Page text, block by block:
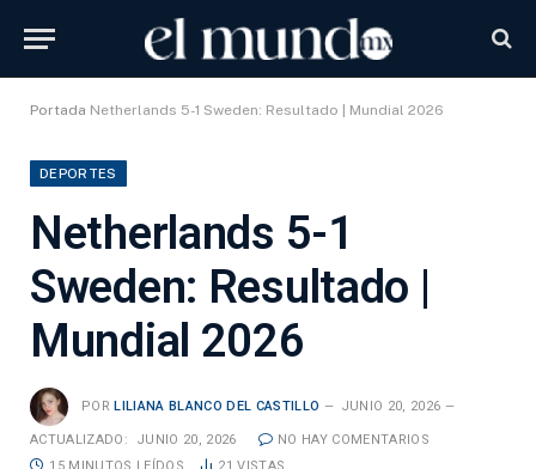
Portada Netherlands 5-1 Sweden: Resultado | Mundial 2026
DEPORTES
Netherlands 5-1
Sweden: Resultado |
Mundial 2026
POR LILIANA BLANCO DEL CASTILLO JUNIO 20, 2026
ACTUALIZADO: JUNIO 20, 2026
NO HAY COMENTARIOS